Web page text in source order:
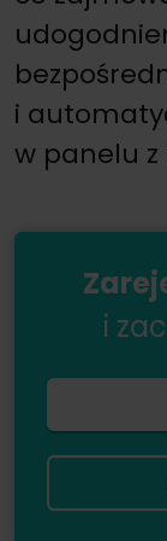
i
w panelu
i